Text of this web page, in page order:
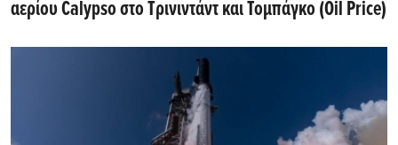
αερίου Calypso στο Τρινιντάντ και Τομπάγκο (Oil Price)